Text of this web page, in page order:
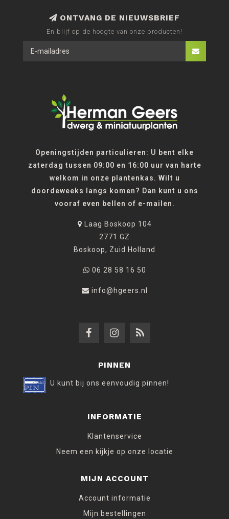
ONTVANG DE NIEUWSBRIEF
En blijf op de hoogte van onze producten!
Openingstijden particulieren: U bent elke
zaterdag tussen 09:00 en 16:00 uur van harte
welkom in onze plantenkas. Wilt u
doordeweeks langs komen? Dan kunt u ons
vooraf even bellen of e-mailen.
Laag Boskoop 104
2771 GZ
Boskoop, Zuid Holland
06 28 58 16 50
info@hgeers.nl
PINNEN
U kunt bij ons eenvoudig pinnen!
INFORMATIE
Klantenservice
Neem een kijkje op onze locatie
MIJN ACCOUNT
Account informatie
Mijn bestellingen